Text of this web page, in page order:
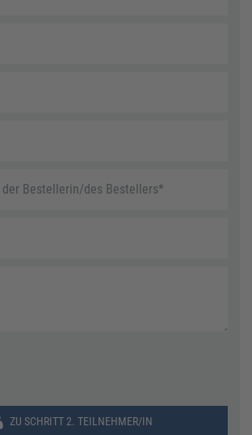
der Bestellerin/des Bestellers*
ZU SCHRITT 2. TEILNEHMER/IN